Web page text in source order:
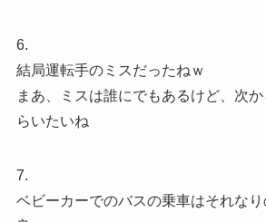
6.
結局運転手のミスだったねｗ
まあ、ミスは誰にでもあるけど、次
らいたいね
7.
ベビーカーでのバスの乗車はそれな